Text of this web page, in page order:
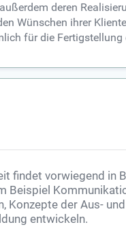
deren
Wünschen ihrer
für die Fertigstellung
findet vorwiegend in
Beispiel
Konzepte der Aus- und
entwickeln.